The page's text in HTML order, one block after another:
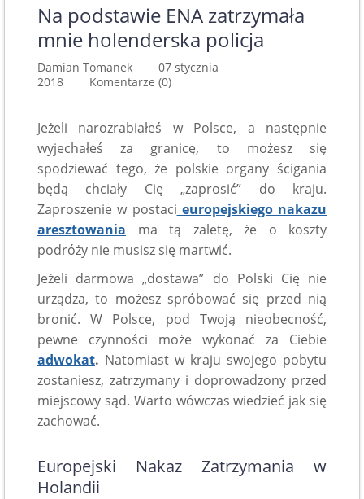
Na podstawie ENA zatrzymała
mnie holenderska policja
Damian Tomanek 07 stycznia
2018 Komentarze (0)
Jeżeli narozrabiałeś w Polsce, a następnie
wyjechałeś za granicę, to możesz się
spodziewać tego, że polskie organy ścigania
będą chciały Cię „zaprosić” do kraju.
Zaproszenie w postaci europejskiego nakazu
aresztowania ma tą zaletę, że o koszty
podróży nie musisz się martwić.
Jeżeli darmowa „dostawa” do Polski Cię nie
urządza, to możesz spróbować się przed nią
bronić. W Polsce, pod Twoją nieobecność,
pewne czynności może wykonać za Ciebie
adwokat. Natomiast w kraju swojego pobytu
zostaniesz, zatrzymany i doprowadzony przed
miejscowy sąd. Warto wówczas wiedzieć jak się
zachować.
Europejski Nakaz Zatrzymania w
Holandii